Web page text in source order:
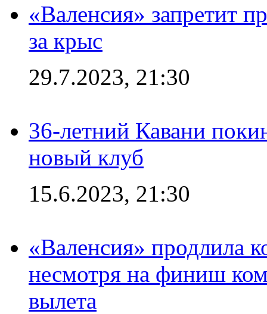
«Валенсия» запретит
за крыс
29.7.2023, 21:30
36-летний Кавани
новый клуб
15.6.2023, 21:30
«Валенсия» продлила
несмотря на финиш
вылета